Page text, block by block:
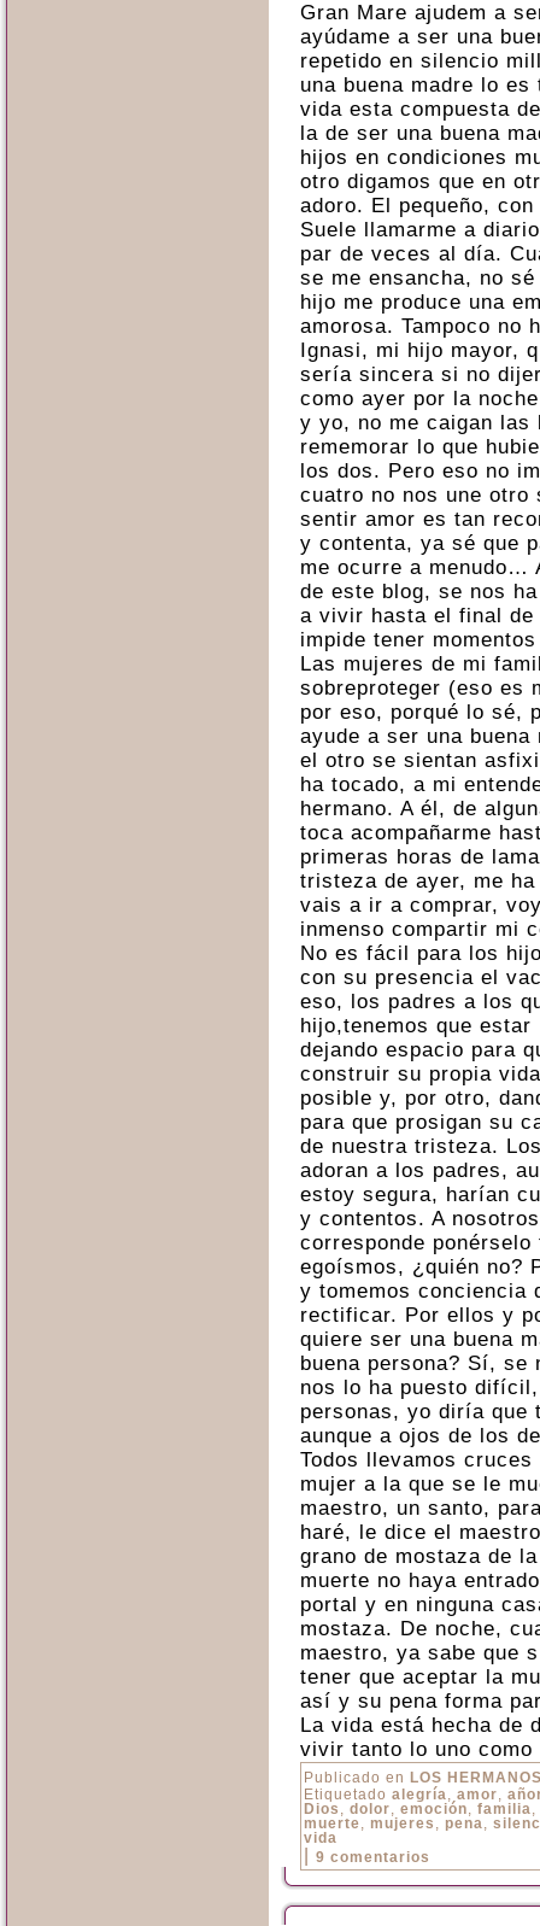
Gran Mare ajudem a
ayúdame a ser una
repetido en silencio
una buena madre lo
vida esta compuesta
la de ser una buena
hijos en condiciones
otro digamos que en
adoro. El pequeño,
Suele llamarme a
par de veces al día.
se me ensancha, no
hijo me produce una
amorosa. Tampoco no
Ignasi, mi hijo mayor,
sería sincera si no
como ayer por la
y yo, no me caigan las
rememorar lo que
los dos. Pero eso no
cuatro no nos une otro
sentir amor es tan
y contenta, ya sé que
me ocurre a menudo…
de este blog, se nos
a vivir hasta el final de
impide tener
Las mujeres de mi
sobreproteger (eso es
por eso, porqué lo sé,
ayude a ser una
el otro se sientan
ha tocado, a mi
hermano. A él, de
toca acompañarme
primeras horas de
tristeza de ayer, me
vais a ir a comprar,
inmenso compartir mi
No es fácil para los
con su presencia el
eso, los padres a los
hijo,tenemos que
dejando espacio para
construir su propia
posible y, por otro,
para que prosigan su
de nuestra tristeza.
adoran a los padres,
estoy segura, harían
y contentos. A
corresponde
egoísmos, ¿quién no?
y tomemos conciencia
rectificar. Por ellos y
quiere ser una buena
buena persona? Sí, se
nos lo ha puesto
personas, yo diría que
aunque a ojos de los
Todos llevamos
mujer a la que se le
maestro, un santo,
haré, le dice el
grano de mostaza de
muerte no haya
portal y en ninguna
mostaza. De noche,
maestro, ya sabe que
tener que aceptar la
así y su pena forma
La vida está hecha de
vivir tanto lo uno como
Publicado en LOS
Etiquetado alegría, amor,
Dios , dolor, emoción, familia,
muerte, mujeres , pena,
vida
9 comentarios